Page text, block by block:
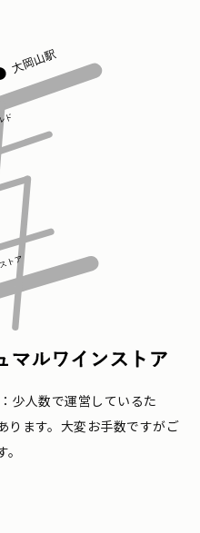
少人数で運営しているた
ります。大変お手数ですがご